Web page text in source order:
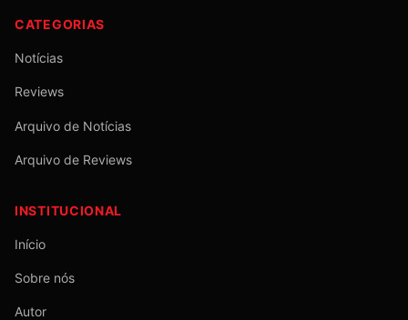
CATEGORIAS
Notícias
Reviews
Arquivo de Notícias
Arquivo de Reviews
INSTITUCIONAL
Início
Sobre nós
Autor